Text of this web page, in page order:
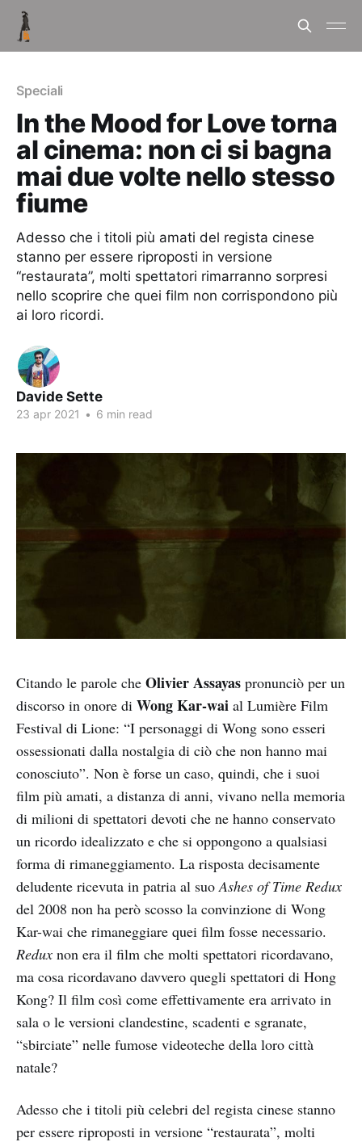
Speciali
In the Mood for Love torna
al cinema: non ci si bagna
mai due volte nello stesso
fiume
Adesso che i titoli più amati del regista cinese
stanno per essere riproposti in versione
“restaurata”, molti spettatori rimarranno sorpresi
nello scoprire che quei film non corrispondono più
ai loro ricordi.
Davide Sette
23 apr 2021 • 6 min read
Citando le parole che Olivier Assayas pronunciò per un
discorso in onore di Wong Kar-wai al Lumière Film
Festival di Lione: “I personaggi di Wong sono esseri
ossessionati dalla nostalgia di ciò che non hanno mai
conosciuto”. Non è forse un caso, quindi, che i suoi
film più amati, a distanza di anni, vivano nella memoria
di milioni di spettatori devoti che ne hanno conservato
un ricordo idealizzato e che si oppongono a qualsiasi
forma di rimaneggiamento. La risposta decisamente
deludente ricevuta in patria al suoAshes of Time Redux
del 2008 non ha però scosso la convinzione di Wong
Kar-wai che rimaneggiare quei film fosse necessario.
Redux non era il film che molti spettatori ricordavano,
ma cosa ricordavano davvero quegli spettatori di Hong
Kong? Il film così come effettivamente era arrivato in
sala o le versioni clandestine, scadenti e sgranate,
“sbirciate” nelle fumose videoteche della loro città
natale?
Adesso che i titoli più celebri del regista cinese stanno
per essere riproposti in versione “restaurata”, molti